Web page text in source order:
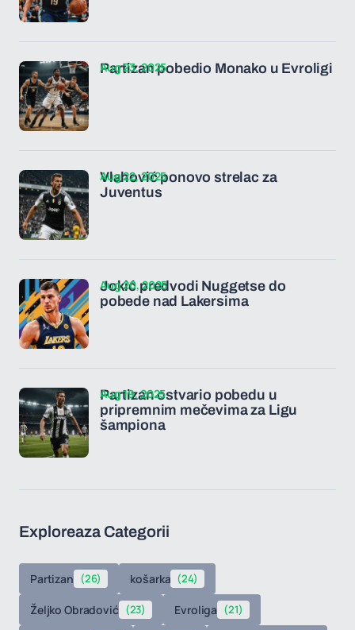
Partizan pobedio Monako u Evroligi
Aug 23, 2025
Vlahović ponovo strelac za
Juventus
Aug 22, 2025
Jokić predvodi Nuggetse do
pobede nad Lakersima
Aug 20, 2025
Partizan ostvario pobedu u
pripremnim mečevima za Ligu
šampiona
Aug 19, 2025
Exploreaza Categorii
Partizan (26) košarka (24)
Željko Obradović (23) Evroliga (21)